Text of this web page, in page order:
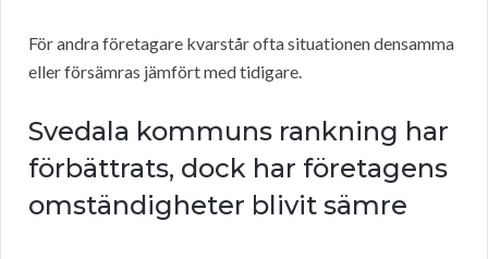
För andra företagare kvarstår ofta situationen densamma
eller försämras jämfört med tidigare.
Svedala kommuns rankning har
förbättrats, dock har företagens
omständigheter blivit sämre